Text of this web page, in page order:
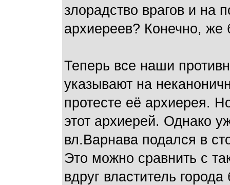
злорадство врагов и на
архиереев? Конечно,
Теперь все наши
указывают на
протесте её архиерея.
этот архиерей. Однако
вл.Варнава подался в
Это можно сравнить с
вдруг властитель